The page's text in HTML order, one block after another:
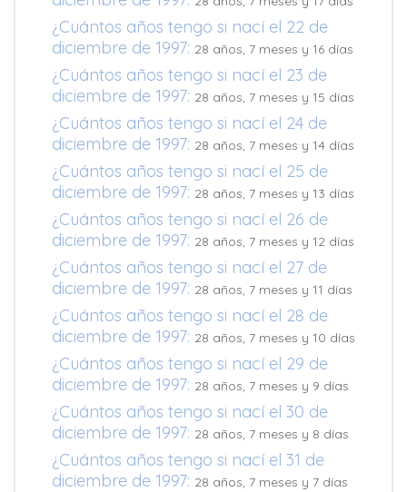
¿Cuántos años tengo si nací el 22 de
diciembre de 1997: 28 años, 7 meses y 16 días
¿Cuántos años tengo si nací el 23 de
diciembre de 1997: 28 años, 7 meses y 15 días
¿Cuántos años tengo si nací el 24 de
diciembre de 1997: 28 años, 7 meses y 14 días
¿Cuántos años tengo si nací el 25 de
diciembre de 1997: 28 años, 7 meses y 13 días
¿Cuántos años tengo si nací el 26 de
diciembre de 1997: 28 años, 7 meses y 12 días
¿Cuántos años tengo si nací el 27 de
diciembre de 1997: 28 años, 7 meses y 11 días
¿Cuántos años tengo si nací el 28 de
diciembre de 1997: 28 años, 7 meses y 10 días
¿Cuántos años tengo si nací el 29 de
diciembre de 1997: 28 años, 7 meses y 9 días
¿Cuántos años tengo si nací el 30 de
diciembre de 1997: 28 años, 7 meses y 8 días
¿Cuántos años tengo si nací el 31 de
diciembre de 1997: 28 años, 7 meses y 7 días